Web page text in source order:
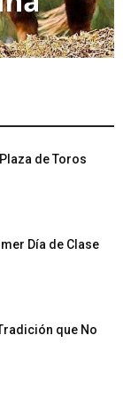
de Toros
Día de Clase
que No